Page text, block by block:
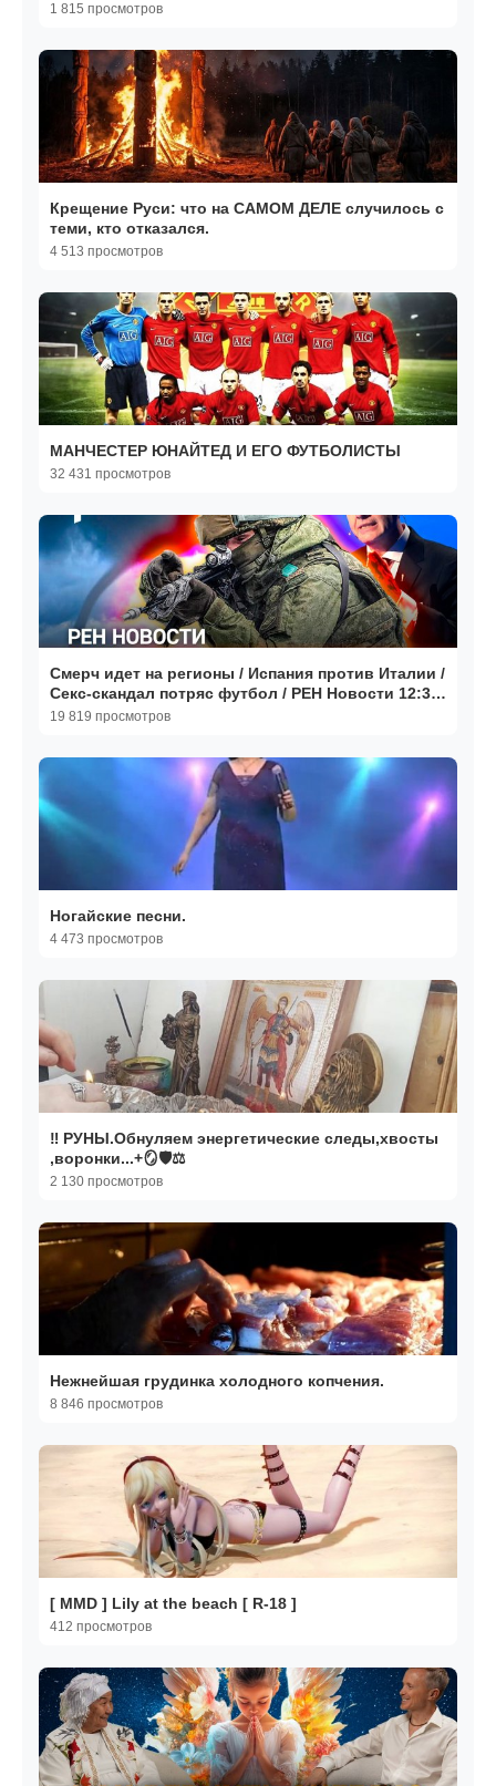
1 815 просмотров
Крещение Руси: что на САМОМ ДЕЛЕ случилось с
теми, кто отказался.
4 513 просмотров
МАНЧЕСТЕР ЮНАЙТЕД И ЕГО ФУТБОЛИСТЫ
32 431 просмотров
Смерч идет на регионы / Испания против Италии /
Секс-скандал потряс футбол / РЕН Новости 12:30,
8.08
19 819 просмотров
Ногайские песни.
4 473 просмотров
‼️ РУНЫ.Обнуляем энергетические следы,хвосты
,воронки...+🪞🛡️⚖️
2 130 просмотров
Нежнейшая грудинка холодного копчения.
8 846 просмотров
[ MMD ] Lily at the beach [ R-18 ]
412 просмотров